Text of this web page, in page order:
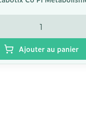
Ajouter au panier